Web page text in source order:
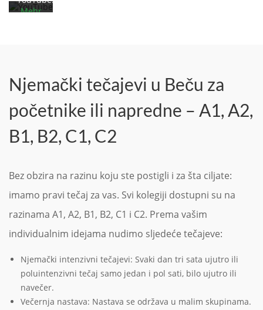
Video
entsperren
Mehr
YouTube
immer
entsperren
Njemački tečajevi u Beču za
početnike ili napredne – A1, A2,
B1, B2, C1, C2
Bez obzira na razinu koju ste postigli i za šta ciljate:
imamo pravi tečaj za vas. Svi kolegiji dostupni su na
razinama A1, A2, B1, B2, C1 i C2. Prema vašim
individualnim idejama nudimo sljedeće tečajeve:
Njemački intenzivni tečajevi: Svaki dan tri sata ujutro ili
poluintenzivni tečaj samo jedan i pol sati, bilo ujutro ili
navečer.
Večernja nastava: Nastava se održava u malim skupinama.